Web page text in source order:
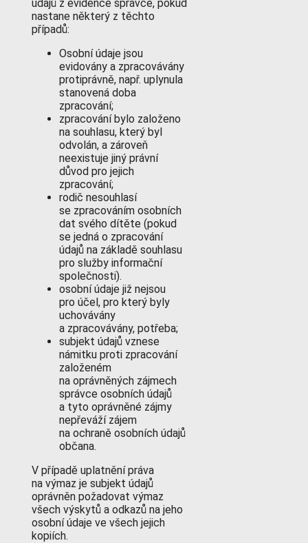
údajů z evidence správce, pokud
nastane některý z těchto
případů:
Osobní údaje jsou
evidovány a zpracovávány
protiprávně, např. uplynula
stanovená doba
zpracování;
zpracování bylo založeno
na souhlasu, který byl
odvolán, a zároveň
neexistuje jiný právní
důvod pro jejich
zpracování;
rodič nesouhlasí
se zpracováním osobních
dat svého dítěte (pokud
se jedná o zpracování
údajů na základě souhlasu
pro služby informační
společnosti).
osobní údaje již nejsou
pro účel, pro který byly
uchovávány
a zpracovávány, potřeba;
subjekt údajů vznese
námitku proti zpracování
založeném
na oprávněných zájmech
správce osobních údajů
a tyto oprávněné zájmy
nepřeváží zájem
na ochraně osobních údajů
občana.
V případě uplatnění práva
na výmaz je subjekt údajů
oprávněn požadovat výmaz
všech výskytů a odkazů na jeho
osobní údaje ve všech jejich
kopiích.